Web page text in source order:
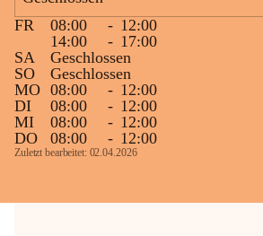
FR
08:00 - 12:00
14:00
- 17:00
SA
Geschlossen
SO
Geschlossen
MO 08:00 - 12:00
DI
08:00 - 12:00
MI
08:00 - 12:00
DO
08:00 - 12:00
Zuletzt bearbeitet: 02.04.2026